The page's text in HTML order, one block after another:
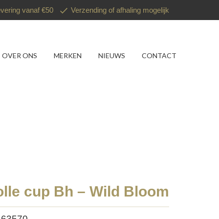
vanaf €50 Verzending of afhaling mogelijk
OVER ONS MERKEN NIEUWS CONTACT
cup Bh – Wild Bloom